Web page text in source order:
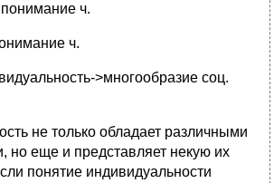
ч.
ч.
>многообразие соц.
не только обладает различными
но еще и представляет некую их
понятие индивидуальности